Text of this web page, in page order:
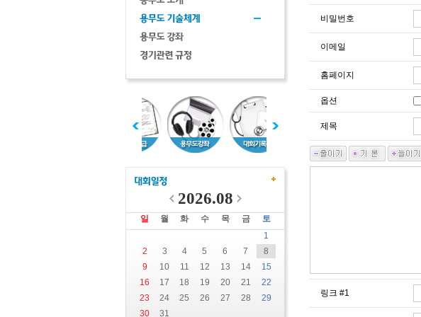
2026.08
일 월 화 수 목 금
토
1
2
3 4 5 6 7
8
9
10 11 12 13 14
15
16
17 18 19 20 21
22
23
24 25 26 27 28
29
30
31
비밀번호
이메일
홈페이지
옵션
제목
링크 #1